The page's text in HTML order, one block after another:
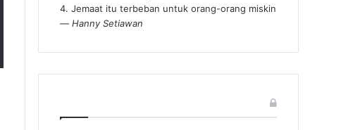
4. Jemaat itu terbeban untuk orang-orang miskin
—Hanny Setiawan